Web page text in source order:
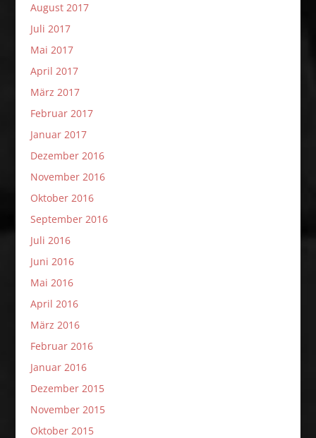
August 2017
Juli 2017
Mai 2017
April 2017
März 2017
Februar 2017
Januar 2017
Dezember 2016
November 2016
Oktober 2016
September 2016
Juli 2016
Juni 2016
Mai 2016
April 2016
März 2016
Februar 2016
Januar 2016
Dezember 2015
November 2015
Oktober 2015